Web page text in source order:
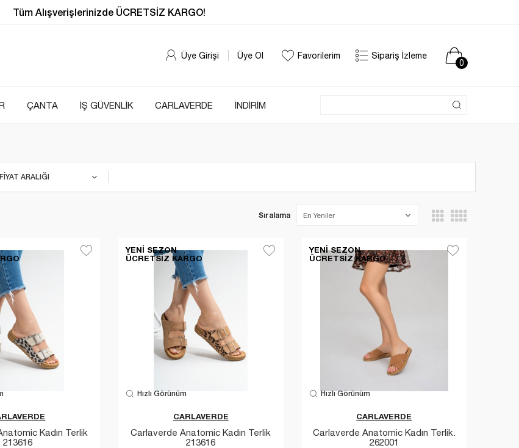
Üye Girişi Üye Ol Favorilerim Sipariş İzleme
0
ÇANTA İŞ GÜVENLİK CARLAVERDE İNDİRİM
Tüm Alışverişlerinizde ÜCRETSİZ KARGO!
FIYAT ARALIĞI
Sıralama
Kadın Terlik
213616
YENI SEZON
ÜCRETSIZ KARGO
Hızlı Görünüm
CARLAVERDE
Carlaverde Anatomic Kadın Terlik
213616
YENI SEZON
ÜCRETSIZ KARGO
Hızlı Görünüm
CARLAVERDE
Carlaverde Anatomic Kadın Terlik.
262001